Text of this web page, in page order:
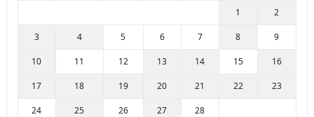
1 2
3 4 5 6 7 8 9
10 11 12 13 14 15 16
17 18 19 20 21 22 23
24 25 26 27 28